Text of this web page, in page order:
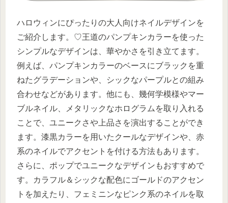
ハロウィンにぴったりの大人向けネイルデザインを
ご紹介します。♡王道のパンプキンカラーを使った
シンプルなデザインは、華やかさを引き立てます。
例えば、パンプキンカラーのベースにブラックを重
ねたグラデーションや、シックなパープルとの組み
合わせなどがあります。他にも、幾何学模様やマー
ブルネイル、メタリックなホログラムを取り入れる
ことで、ユニークさや上品さを演出することができ
ます。漆黒カラーを用いたクールなデザインや、赤
系のネイルでアクセントを付ける方法もあります。
さらに、ポップでユニークなデザインもおすすめで
す。カラフル＆シックな配色にゴールドのアクセン
トを加えたり、フェミニンなピンク系のネイルを取